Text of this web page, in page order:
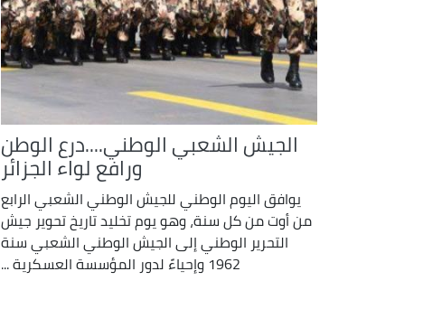
الجيش الشعبي الوطني....درع الوطن
ورافع لواء الجزائر
يوافق اليوم الوطني للجيش الوطني الشعبي الرابع
من أوت من كل سنة، وهو يوم تخليد تاريخ تحوير جيش
التحرير الوطني إلى الجيش الوطني الشعبي سنة
1962 وإحياءً لدور المؤسسة العسكرية ...